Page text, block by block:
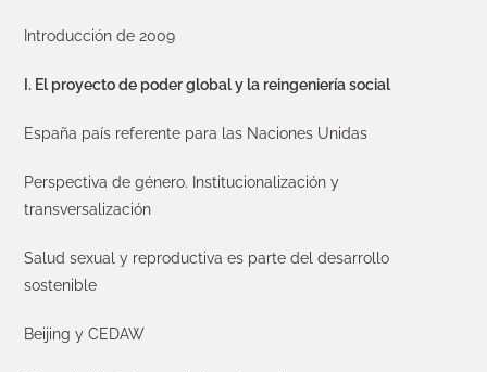
Introducción de 2009
I. El proyecto de poder global y la reingeniería social
España país referente para las Naciones Unidas
Perspectiva de género. Institucionalización y
transversalización
Salud sexual y reproductiva es parte del desarrollo
sostenible
Beijing y CEDAW